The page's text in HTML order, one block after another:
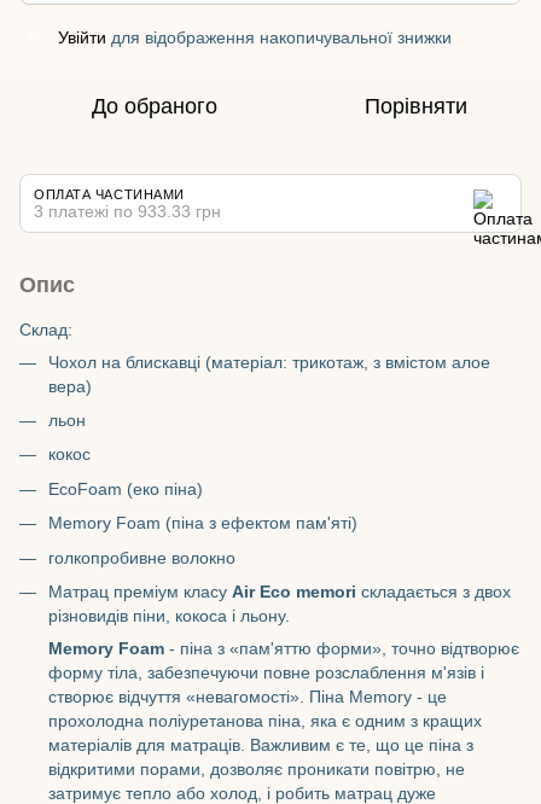
Увійти для відображення накопичувальної знижки
До обраного Порівняти
ОПЛАТА ЧАСТИНАМИ
3 платежі по 933.33 грн
Опис
Cклад:
Чохол на блискавці (матеріал: трикотаж, з вмістом алое
вера)
льон
кокос
EcoFoam (еко піна)
Memory Foam (піна з ефектом пам'яті)
голкопробивне волокно
Матрац преміум класу Air Eco memori складається з двох
різновидів піни, кокоса і льону.
Memory Foam - піна з «пам'яттю форми», точно відтворює
форму тіла, забезпечуючи повне розслаблення м'язів і
створює відчуття «невагомості». Піна Memory - це
прохолодна поліуретанова піна, яка є одним з кращих
матеріалів для матраців. Важливим є те, що це піна з
відкритими порами, дозволяє проникати повітрю, не
затримує тепло або холод, і робить матрац дуже